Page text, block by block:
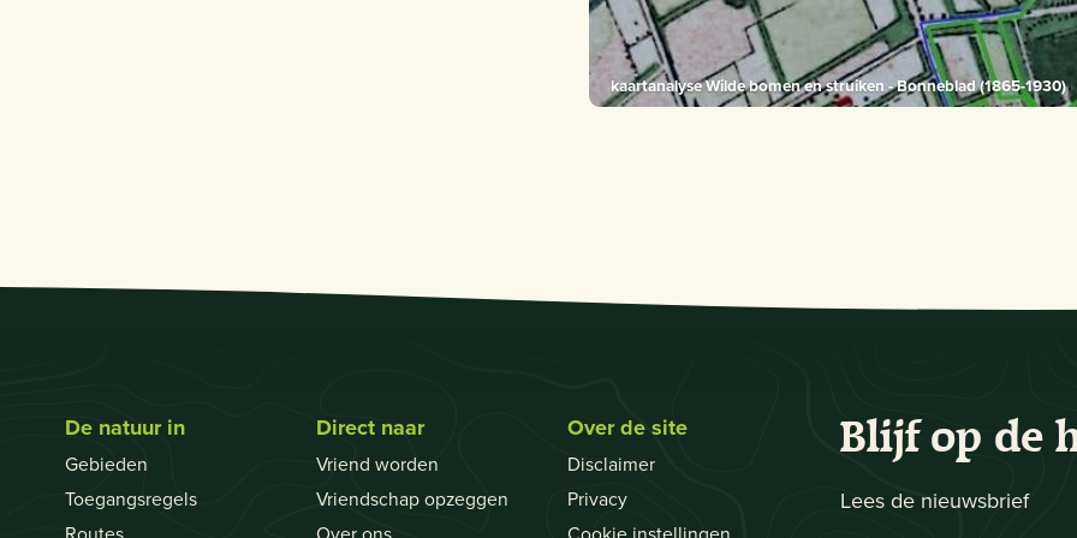
kaartanalyse Wilde bomen en struiken - Bonneblad (1865-1930)
De natuur in
Gebieden
Toegangsregels
Direct naar
Vriend worden
Vriendschap opzeggen
Over de site
Disclaimer
Privacy
Blijf op de
Lees de nieuwsbrief